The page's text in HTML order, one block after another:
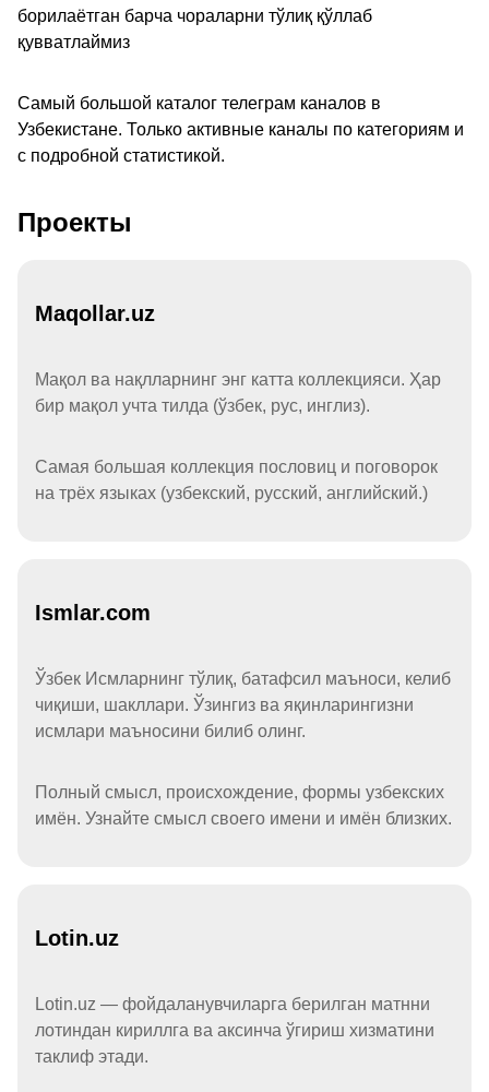
борилаётган барча чораларни тўлиқ қўллаб
қувватлаймиз
Самый большой каталог телеграм каналов в
Узбекистане. Только активные каналы по категориям и
с подробной статистикой.
Проекты
Maqollar.uz
Мақол ва нақлларнинг энг катта коллекцияси. Ҳар
бир мақол учта тилда (ўзбек, рус, инглиз).
Самая большая коллекция пословиц и поговорок
на трёх языках (узбекский, русский, английский.)
Ismlar.com
Ўзбек Исмларнинг тўлиқ, батафсил маъноси, келиб
чиқиши, шакллари. Ўзингиз ва яқинларингизни
исмлари маъносини билиб олинг.
Полный смысл, происхождение, формы узбекских
имён. Узнайте смысл своего имени и имён близких.
Lotin.uz
Lotin.uz — фойдаланувчиларга берилган матнни
лотиндан кириллга ва аксинча ўгириш хизматини
таклиф этади.